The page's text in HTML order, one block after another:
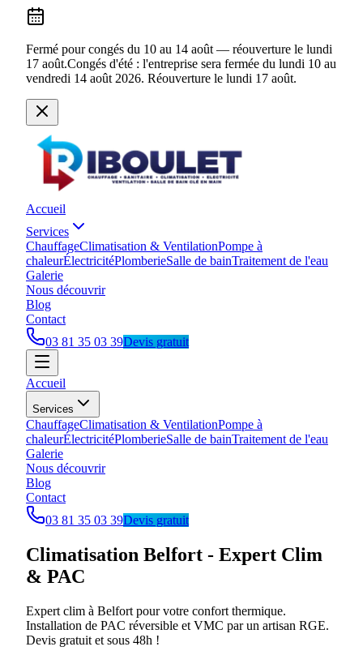
Fermé pour congés du 10 au 14 août — réouverture le lundi
17 août.Congés d'été : l'entreprise sera fermée du lundi 10 au
vendredi 14 août 2026. Réouverture le lundi 17 août.
Accueil
Services
ChauffageClimatisation & VentilationPompe à
chaleurÉlectricitéPlomberieSalle de bainTraitement de l'eau
Galerie
Nous découvrir
Blog
Contact
03 81 35 03 39Devis gratuit
Accueil
Services
ChauffageClimatisation & VentilationPompe à
chaleurÉlectricitéPlomberieSalle de bainTraitement de l'eau
Galerie
Nous découvrir
Blog
Contact
03 81 35 03 39Devis gratuit
Climatisation Belfort - Expert Clim
& PAC
Expert clim à Belfort pour votre confort thermique.
Installation de PAC réversible et VMC par un artisan RGE.
Devis gratuit et sous 48h !